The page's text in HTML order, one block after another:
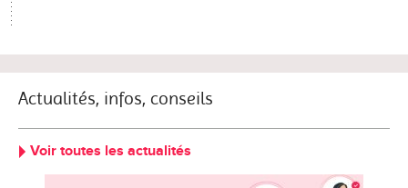
Actualités, infos, conseils
Voir toutes les actualités